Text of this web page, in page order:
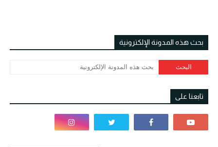
بحث هذه المدونة الإلكترونية
تابعنا على